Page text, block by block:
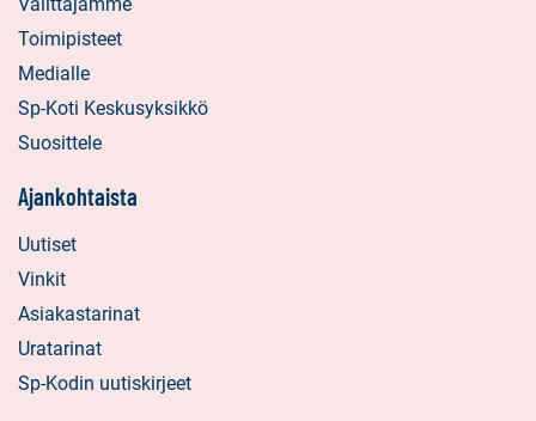
Välittäjämme
Toimipisteet
Medialle
Sp-Koti Keskusyksikkö
Suosittele
Ajankohtaista
Uutiset
Vinkit
Asiakastarinat
Uratarinat
Sp-Kodin uutiskirjeet